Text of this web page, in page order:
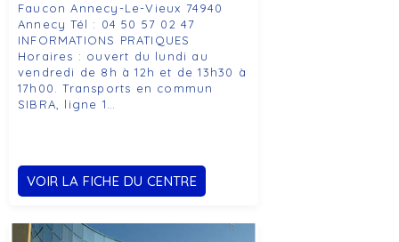
Faucon Annecy-Le-Vieux 74940
Annecy Tél : 04 50 57 02 47
INFORMATIONS PRATIQUES
Horaires : ouvert du lundi au
vendredi de 8h à 12h et de 13h30 à
17h00. Transports en commun
SIBRA, ligne 1…
VOIR LA FICHE DU CENTRE